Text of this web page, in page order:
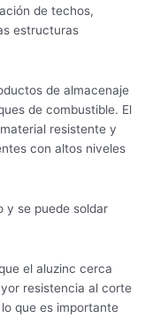
de techos,
estructuras
de almacenaje
de combustible. El
resistente y
con altos niveles
y se puede soldar
el aluzinc cerca
resistencia al corte
que es importante